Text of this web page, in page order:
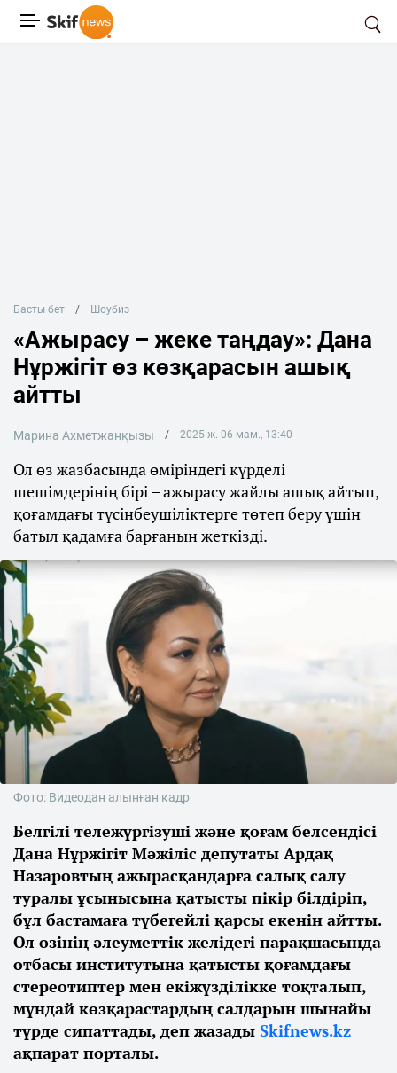
Басты бет Шоубиз
«Ажырасу – жеке таңдау»: Дана
Нұржігіт өз көзқарасын ашық
айтты
Марина Ахметжанқызы 2025 ж. 06 мам., 13:40
Ол өз жазбасында өміріндегі күрделі
шешімдерінің бірі – ажырасу жайлы ашық айтып,
қоғамдағы түсінбеушіліктерге төтеп беру үшін
батыл қадамға барғанын жеткізді.
Фото: Видеодан алынған кадр
Белгілі тележүргізуші және қоғам белсендісі
Дана Нұржігіт Мәжіліс депутаты Ардақ
Назаровтың ажырасқандарға салық салу
туралы ұсынысына қатысты пікір білдіріп,
бұл бастамаға түбегейлі қарсы екенін айтты.
Ол өзінің әлеуметтік желідегі парақшасында
отбасы институтына қатысты қоғамдағы
стереотиптер мен екіжүзділікке тоқталып,
мұндай көзқарастардың салдарын шынайы
түрде сипаттады, деп жазады Skifnews.kz
ақпарат порталы.